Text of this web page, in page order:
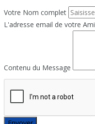
Votre Nom complet
L'adresse email de votre Ami
Contenu du Message